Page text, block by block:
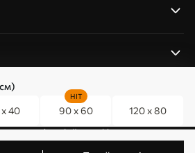
40 90 x 60
HIT
120 x 80
0800357223
дозволів на файли cookie
Усі права захищені. Власник: